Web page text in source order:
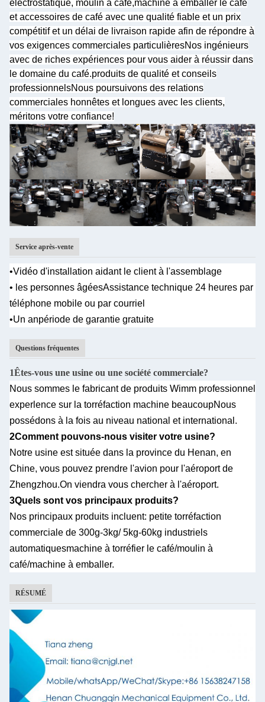
électrostatique, moulin à café,machine à emballer le café
et accessoires de café avec une qualité fiable et un prix
compétitif et un délai de livraison rapide afin de répondre à
vos exigences commerciales particulièresNos ingénieurs
avec de riches expériences pour vous aider à réussir dans
le domaine du café.produits de qualité et conseils
professionnelsNous poursuivons des relations
commerciales honnêtes et longues avec les clients,
méritons votre confiance!
Service après-vente
•Vidéo d'installation aidant le client à l'assemblage
• les personnes âgéesAssistance technique 24 heures par
téléphone mobile ou par courriel
•Un anpériode de garantie gratuite
Questions fréquentes
1Êtes-vous une usine ou une société commerciale?
Nous sommes le fabricant de produits Wimm professionnel
experlence sur la torréfaction machine beaucoupNous
possédons à la fois au niveau national et international.
2Comment pouvons-nous visiter votre usine?
Notre usine est située dans la province du Henan, en
Chine, vous pouvez prendre l'avion pour l'aéroport de
Zhengzhou.On viendra vous chercher à l'aéroport.
3Quels sont vos principaux produits?
Nos principaux produits incluent: petite torréfaction
commerciale de 300g-3kg/ 5kg-60kg industriels
automatiquesmachine à torréfier le café/moulin à
café/machine à emballer.
RÉSUMÉ